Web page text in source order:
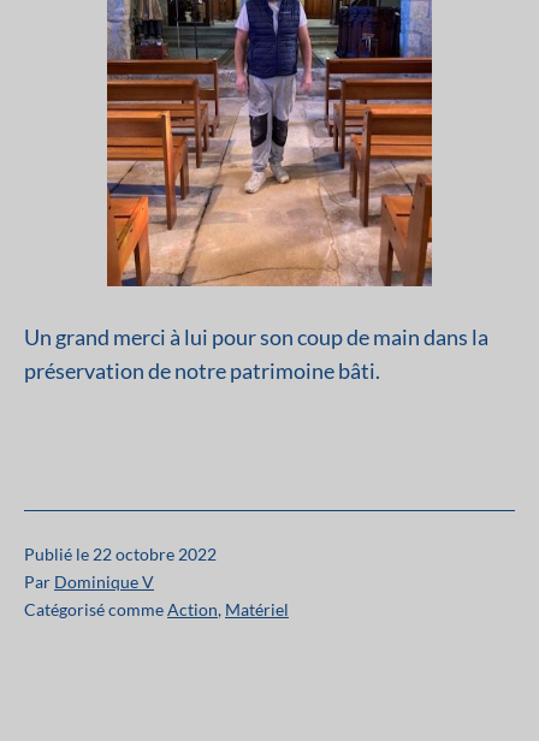
Un grand merci à lui pour son coup de main dans la
préservation de notre patrimoine bâti.
Publié le 22 octobre 2022
Par Dominique V
Catégorisé commeAction, Matériel